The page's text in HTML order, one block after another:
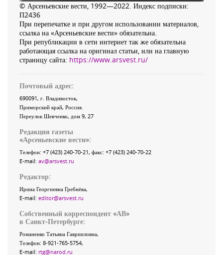
© Арсеньевские вести, 1992—2022. Индекс подписки:
П2436
При перепечатке и при другом использовании материалов,
ссылка на «Арсеньевские вести» обязательна.
При републикации в сети интернет так же обязательна
работающая ссылка на оригинал статьи, или на главную
страницу сайта: https://www.arsvest.ru/
Почтовый адрес:
690091, г. Владивосток,
Приморский край, Россия
Переулок Шевченко, дом 9, 27
Редакция газеты
«Арсеньевские вести»:
Телефон: +7 (423) 240-70-21, факс: +7 (423) 240-70-22
E-mail: av@arsvest.ru
Редактор:
Ирина Георгиевна Гребнёва,
E-mail: editor@arsvest.ru
Собственный корреспондент «АВ»
в Санкт-Петербурге:
Романенко Татьяна Гаврииловна,
Телефон: 8-921-765-5754,
E-mail: rtg@narod.ru